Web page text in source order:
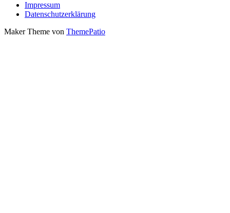
Impressum
Datenschutzerklärung
Maker Theme von ThemePatio